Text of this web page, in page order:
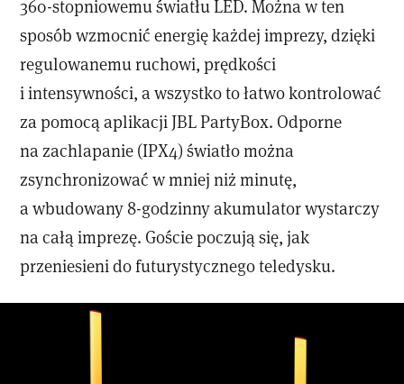
360-stopniowemu światłu LED. Można w ten
sposób wzmocnić energię każdej imprezy, dzięki
regulowanemu ruchowi, prędkości
i intensywności, a wszystko to łatwo kontrolować
za pomocą aplikacji JBL PartyBox. Odporne
na zachlapanie (IPX4) światło można
zsynchronizować w mniej niż minutę,
a wbudowany 8-godzinny akumulator wystarczy
na całą imprezę. Goście poczują się, jak
przeniesieni do futurystycznego teledysku.